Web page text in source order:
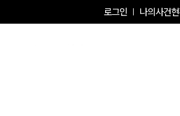
로그인 나의사건